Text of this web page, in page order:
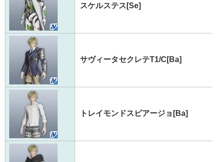
スケルステス[Se]
サヴィータセクレテT1/C[Ba]
トレイモンドスピアージョ[Ba]